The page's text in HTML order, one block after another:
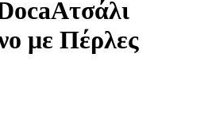
με Πέρλες